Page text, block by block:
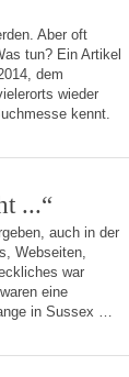
Aber oft
tun? Ein Artikel
dem
wieder
kennt.
...“
auch in der
Webseiten,
war
eine
in Sussex …